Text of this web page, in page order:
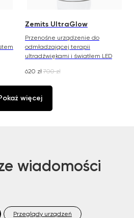
Zemits UltraGlow
Przenośne urządzenie do
odmładzającej terapii
ultradźwiękami i światłem LED
620 zł 700 zł
więcej
wiadomości
Przeglądy urządzeń